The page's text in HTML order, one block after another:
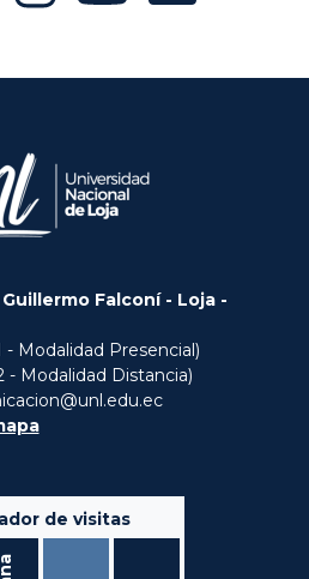
Falconí - Loja -
- Modalidad Presencial)
- Modalidad Distancia)
de visitas